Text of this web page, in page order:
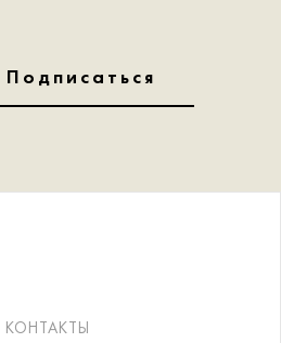
Подписаться
КОНТАКТЫ